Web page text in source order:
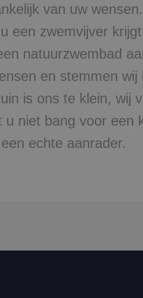
van uw
een zwemvijver
natuurzwembad
en stemmen
is ons te klein, wij
u niet bang voor een
echte aanrader.